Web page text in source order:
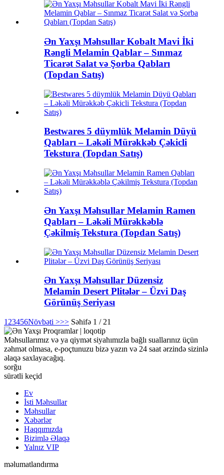
Ən Yaxşı Məhsullar Kobalt Mavi İki
Rəngli Melamin Qablar – Sınmaz
Ticarət Salat və Şorba Qabları
(Topdan Satış)
Bestwares 5 düymlük Melamin Düyü
Qabları – Ləkəli Mürəkkəb Çəkicli
Tekstura (Topdan Satış)
Ən Yaxşı Məhsullar Melamin Ramen
Qabları – Ləkəli Mürəkkəblə
Çəkilmiş Tekstura (Topdan Satış)
Ən Yaxşı Məhsullar Düzensiz
Melamin Desert Plitələr – Üzvi Daş
Görünüş Seriyası
1 23456Növbəti >>> Səhifə 1 / 21
Məhsullarımız və ya qiymət siyahımızla bağlı suallarınız üçün
zəhmət olmasa, e-poçtunuzu bizə yazın və 24 saat ərzində sizinlə
əlaqə saxlayacağıq.
sorğu
sürətli keçid
Ev
İsti Məhsullar
Məhsullar
Xəbərlər
Haqqımızda
Bizimlə Əlaqə
Yalnız VIP
məlumatlandırma